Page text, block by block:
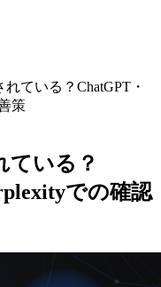
ている？ChatGPT・
策
ている？
での確認